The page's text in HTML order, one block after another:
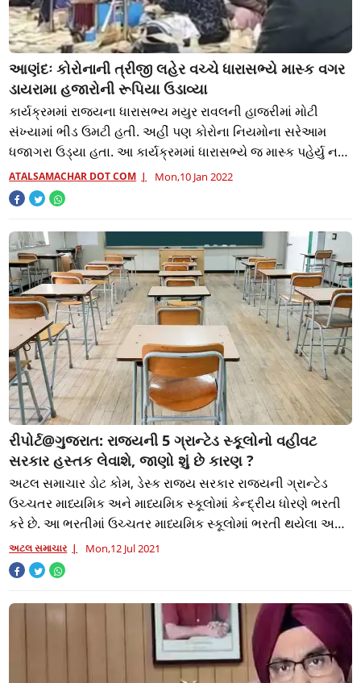
આણંદઃ કોરોનાની ત્રીજી લહેર વચ્ચે ધારાસભ્યે માસ્ક વગર
ડાયરામા હજારોની રૂપિયા ઉડાવ્યા
કાર્યક્રમમાં રાજ્યના ધારાસભ્ય મયુર રાવલની હાજરીમાં મોટી
સંખ્યામાં ભીડ ઉમટી હતી. અહીં પણ કોરોના નિયમોના સરેઆમ
ધજાગરા ઉડ્યા હતા. આ કાર્યક્રમમાં ધારાસભ્યે જ માસ્ક પહેર્યુ ન
હતું તો લોકોનું તો શું કહેવું.
ATALSAMACHAR DOT COM Mon,10 Jan 2022
રીપોર્ટ@ગુજરાત: રાજ્યની 5 ગ્રાન્ટેડ સ્કૂલોનો વહીવટ
સરકાર હસ્તક લેવાશે, જાણો શું છે કારણ ?
અટલ સમાચાર ડોટ કોમ, ડેસ્ક રાજ્ય સરકાર રાજ્યની ગ્રાન્ટેડ
ઉચ્ચતર માધ્યમિક અને માધ્યમિક સ્કૂલોમાં કેન્દ્રીય ધોરણે ભરતી
કરે છે. આ ભરતીમાં ઉચ્ચતર માધ્યમિક સ્કૂલોમાં ભરતી થયેલા અને
પસંદગી પામેલા શિક્ષકોને
અટલ સમાચાર Mon,12 Jul 2021